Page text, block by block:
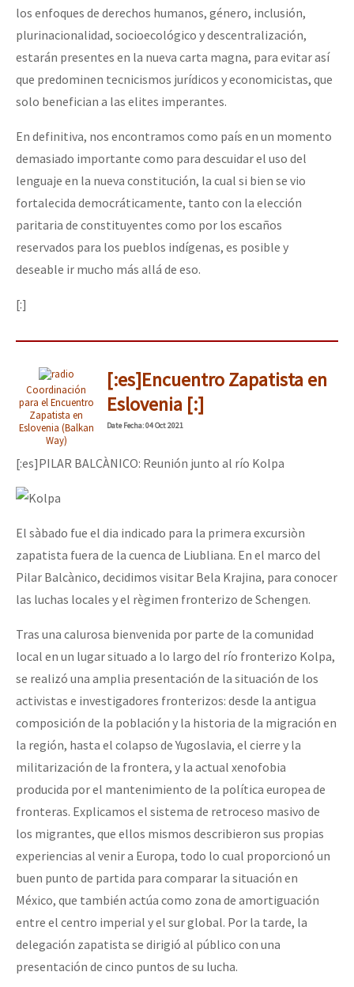
los enfoques de derechos humanos, género, inclusión,
plurinacionalidad, socioecológico y descentralización,
estarán presentes en la nueva carta magna, para evitar así
que predominen tecnicismos jurídicos y economicistas, que
solo benefician a las elites imperantes.
En definitiva, nos encontramos como país en un momento
demasiado importante como para descuidar el uso del
lenguaje en la nueva constitución, la cual si bien se vio
fortalecida democráticamente, tanto con la elección
paritaria de constituyentes como por los escaños
reservados para los pueblos indígenas, es posible y
deseable ir mucho más allá de eso.
[:]
Coordinación
para el Encuentro
Zapatista en
Eslovenia (Balkan
Way)
[:es]Encuentro Zapatista en
Eslovenia [:]
DateFecha: 04 Oct 2021
[:es]PILAR BALCÀNICO: Reunión junto al río Kolpa
El sàbado fue el dia indicado para la primera excursiòn
zapatista fuera de la cuenca de Liubliana. En el marco del
Pilar Balcànico, decidimos visitar Bela Krajina, para conocer
las luchas locales y el règimen fronterizo de Schengen.
Tras una calurosa bienvenida por parte de la comunidad
local en un lugar situado a lo largo del río fronterizo Kolpa,
se realizó una amplia presentación de la situación de los
activistas e investigadores fronterizos: desde la antigua
composición de la población y la historia de la migración en
la región, hasta el colapso de Yugoslavia, el cierre y la
militarización de la frontera, y la actual xenofobia
producida por el mantenimiento de la política europea de
fronteras. Explicamos el sistema de retroceso masivo de
los migrantes, que ellos mismos describieron sus propias
experiencias al venir a Europa, todo lo cual proporcionó un
buen punto de partida para comparar la situación en
México, que también actúa como zona de amortiguación
entre el centro imperial y el sur global. Por la tarde, la
delegación zapatista se dirigió al público con una
presentación de cinco puntos de su lucha.